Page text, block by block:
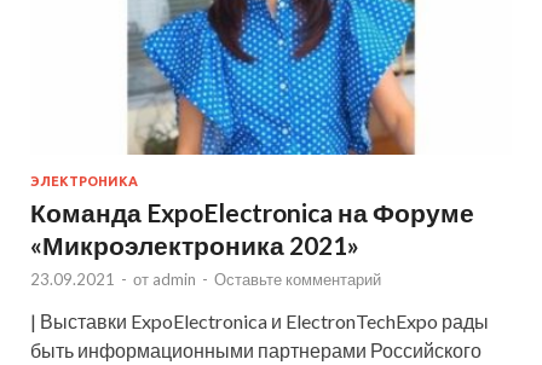
ЭЛЕКТРОНИКА
Команда ExpoElectronica на Форуме
«Микроэлектроника 2021»
23.09.2021 - от admin - Оставьте комментарий
| Выставки ExpoElectronica и ElectronTechExpo рады
быть информационными партнерами Российского